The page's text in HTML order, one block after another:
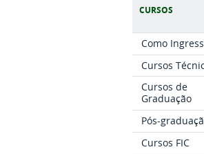
CURSOS
Como
Cursos
Cursos de
Graduação
Pós-
Cursos FIC